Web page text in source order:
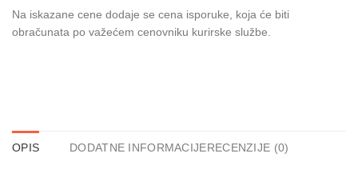
Na iskazane cene dodaje se cena isporuke, koja će biti
obračunata po važećem cenovniku kurirske službe.
OPIS DODATNE INFORMACIJERECENZIJE (0)